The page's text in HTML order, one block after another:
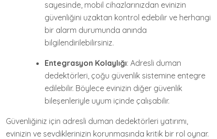
sayesinde, mobil cihazlarınızdan evinizin
güvenliğini uzaktan kontrol edebilir ve herhangi
bir alarm durumunda anında
bilgilendirilebilirsiniz.
Entegrasyon Kolaylığı: Adresli duman
dedektörleri, çoğu güvenlik sistemine entegre
edilebilir. Böylece evinizin diğer güvenlik
bileşenleriyle uyum içinde çalışabilir.
Güvenliğiniz için adresli duman dedektörleri yatırımı,
evinizin ve sevdiklerinizin korunmasında kritik bir rol oynar.